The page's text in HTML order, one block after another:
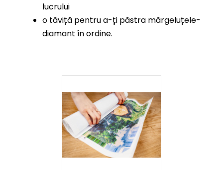
lucrului
o tăviță pentru a-ți păstra mărgeluțele-
diamant în ordine.